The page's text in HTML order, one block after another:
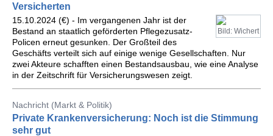
Versicherten
Bild: Wichert
15.10.2024 (€) - Im vergangenen Jahr ist der
Bestand an staatlich geförderten Pflegezusatz-
Policen erneut gesunken. Der Großteil des
Geschäfts verteilt sich auf einige wenige Gesellschaften. Nur
zwei Akteure schafften einen Bestandsausbau, wie eine Analyse
in der Zeitschrift für Versicherungswesen zeigt.
Nachricht (Markt & Politik)
Private Krankenversicherung: Noch ist die Stimmung
sehr gut